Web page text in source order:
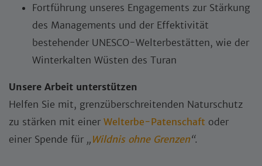
Fortführung unseres Engagements zur Stärkung
des Managements und der Effektivität
bestehender UNESCO-Welterbestätten, wie der
Winterkalten Wüsten des Turan
Unsere Arbeit unterstützen
Helfen Sie mit, grenzüberschreitenden Naturschutz
zu stärken mit einer Welterbe-Patenschaft oder
einer Spende für „ Wildnis ohne Grenzen“.